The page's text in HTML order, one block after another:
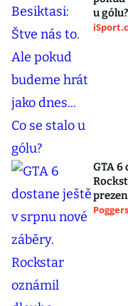
u gólu?
GTA 6
Poggers